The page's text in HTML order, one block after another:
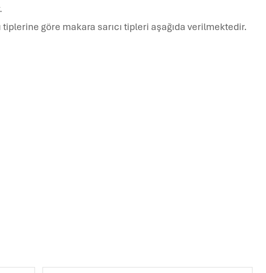
tiplerine göre makara sarıcı tipleri aşağıda verilmektedir.